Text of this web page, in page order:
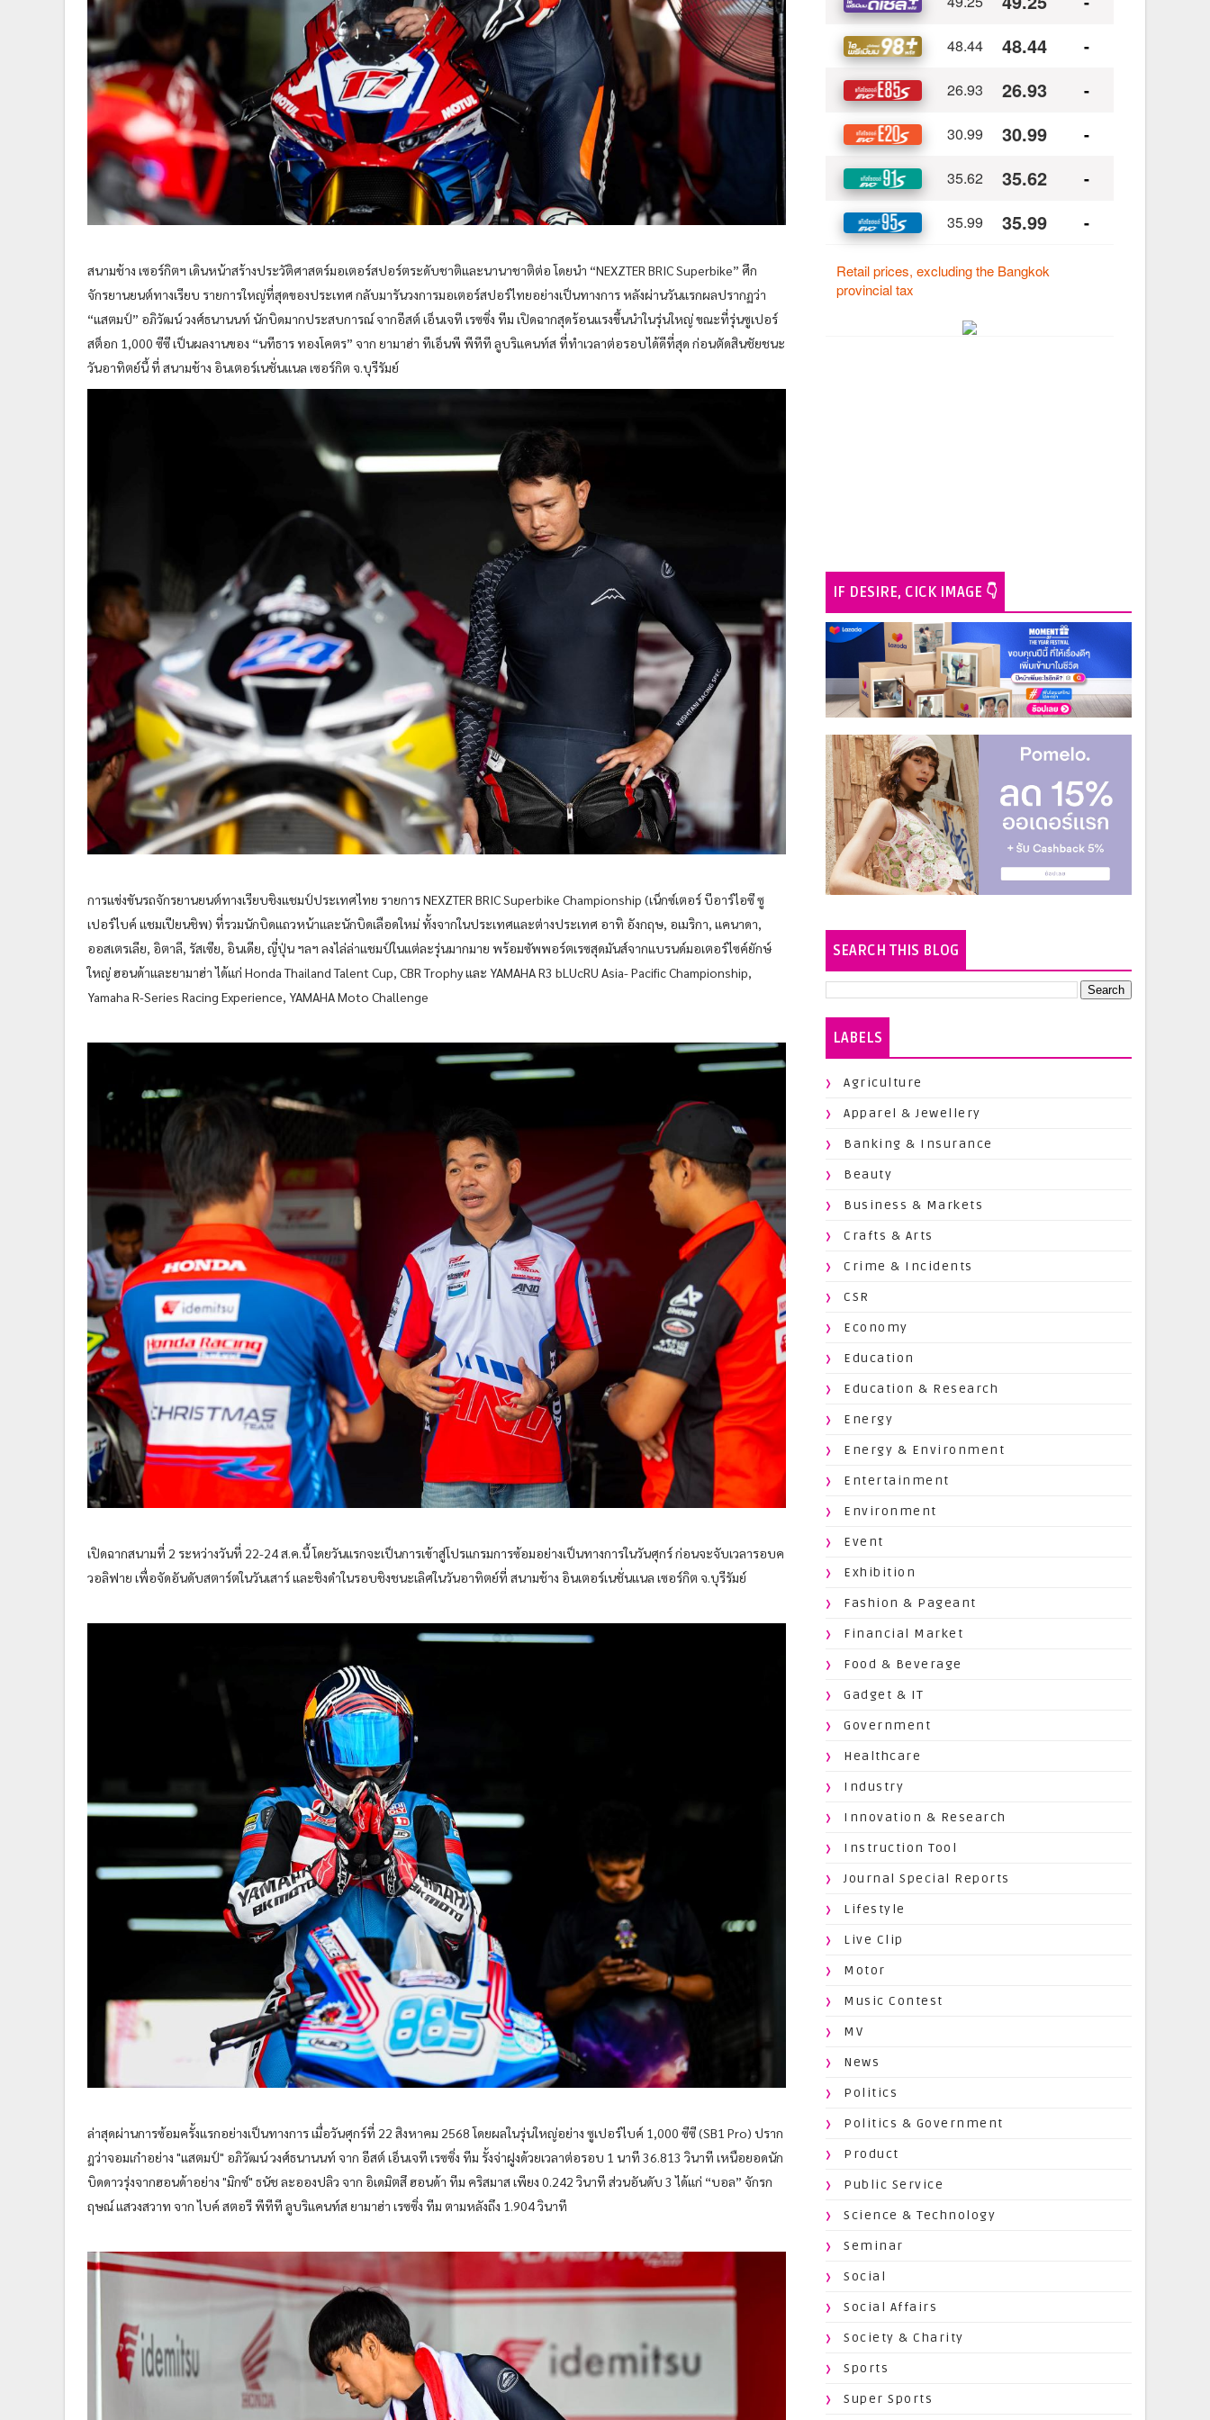
สนามช้าง เซอร์กิตฯ เดินหน้าสร้างประวัติศาสตร์มอเตอร์สปอร์ตระดับชาติและนานาชาติต่อ โดยนำ “NEXZTER BRIC Superbike” ศึก
จักรยานยนต์ทางเรียบ รายการใหญ่ที่สุดของประเทศ กลับมารันวงการมอเตอร์สปอร์ไทยอย่างเป็นทางการ หลังผ่านวันแรกผลปรากฏว่า
“แสตมป์” อภิวัฒน์ วงศ์ธนานนท์ นักบิดมากประสบการณ์ จากอีสต์ เอ็นเจที เรซซิ่ง ทีม เปิดฉากสุดร้อนแรงขึ้นนำในรุ่นใหญ่ ขณะที่รุ่นซูเปอร์
สต็อก 1,000 ซีซี เป็นผลงานของ “นทีธาร ทองโคตร” จาก ยามาฮ่า ทีเอ็นพี พีทีที ลูบริแคนท์ส ที่ทำเวลาต่อรอบได้ดีที่สุด ก่อนตัดสินชัยชนะ
วันอาทิตย์นี้ ที่ สนามช้าง อินเตอร์เนชั่นแนล เซอร์กิต จ.บุรีรัมย์
การแข่งขันรถจักรยานยนต์ทางเรียบชิงแชมป์ประเทศไทย รายการ NEXZTER BRIC Superbike Championship (เน็กซ์เตอร์ บีอาร์ไอซี ซู
เปอร์ไบค์ แชมเปียนชิพ) ที่รวมนักบิดแถวหน้าและนักบิดเลือดใหม่ ทั้งจากในประเทศและต่างประเทศ อาทิ อังกฤษ, อเมริกา, แคนาดา,
ออสเตรเลีย, อิตาลี, รัสเซีย, อินเดีย, ญี่ปุ่น ฯลฯ ลงไล่ล่าแชมป์ในแต่ละรุ่นมากมาย พร้อมซัพพอร์ตเรซสุดมันส์จากแบรนด์มอเตอร์ไซค์ยักษ์
ใหญ่ ฮอนด้าและยามาฮ่า ได้แก่ Honda Thailand Talent Cup, CBR Trophy และ YAMAHA R3 bLUcRU Asia- Pacific Championship,
Yamaha R-Series Racing Experience, YAMAHA Moto Challenge
เปิดฉากสนามที่ 2 ระหว่างวันที่ 22-24 ส.ค.นี้ โดยวันแรกจะเป็นการเข้าสู่โปรแกรมการซ้อมอย่างเป็นทางการในวันศุกร์ ก่อนจะจับเวลารอบค
วอลิฟาย เพื่อจัดอันดับสตาร์ตในวันเสาร์ และชิงดำในรอบชิงชนะเลิศในวันอาทิตย์ที่ สนามช้าง อินเตอร์เนชั่นแนล เซอร์กิต จ.บุรีรัมย์
ล่าสุดผ่านการซ้อมครั้งแรกอย่างเป็นทางการ เมื่อวันศุกร์ที่ 22 สิงหาคม 2568 โดยผลในรุ่นใหญ่อย่าง ซูเปอร์ไบค์ 1,000 ซีซี (SB1 Pro) ปราก
ฎว่าจอมเก๋าอย่าง "แสตมป์" อภิวัฒน์ วงศ์ธนานนท์ จาก อีสต์ เอ็นเจที เรซซิ่ง ทีม รั้งจ่าฝูงด้วยเวลาต่อรอบ 1 นาที 36.813 วินาที เหนือยอดนัก
บิดดาวรุ่งจากฮอนด้าอย่าง "มิกซ์" ธนัช ละอองปลิว จาก อิเดมิตสึ ฮอนด้า ทีม คริสมาส เพียง 0.242 วินาที ส่วนอันดับ 3 ได้แก่ “บอล” จักรก
ฤษณ์ แสวงสวาท จาก ไบค์ สตอรี พีทีที ลูบริแคนท์ส ยามาฮ่า เรซซิ่ง ทีม ตามหลังถึง 1.904 วินาที
IF DESIRE, CICK IMAGE 👇
SEARCH THIS BLOG
LABELS
Agriculture
Apparel & Jewellery
Banking & Insurance
Beauty
Business & Markets
Crafts & Arts
Crime & Incidents
CSR
Economy
Education
Education & Research
Energy
Energy & Environment
Entertainment
Environment
Event
Exhibition
Fashion & Pageant
Financial Market
Food & Beverage
Gadget & IT
Government
Healthcare
Industry
Innovation & Research
Instruction Tool
Journal Special Reports
Lifestyle
Live Clip
Motor
Music Contest
MV
News
Politics
Politics & Government
Product
Public Service
Science & Technology
Seminar
Social
Social Affairs
Society & Charity
Sports
Super Sports